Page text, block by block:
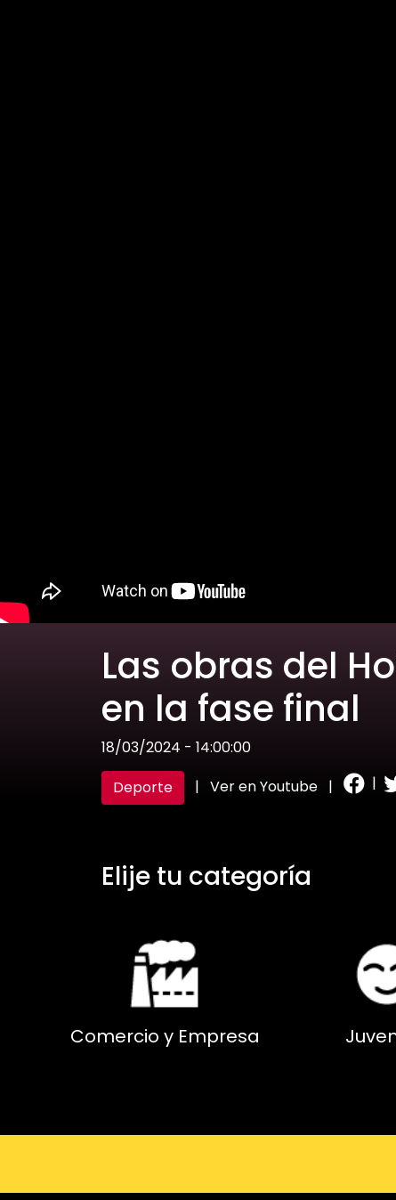
Las obras del
en la fase final
18/03/2024 - 14:00:00
Deporte
| Ver en Youtube | |
Elije tu categoría
Comercio y Empresa